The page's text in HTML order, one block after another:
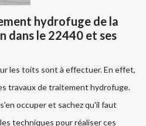
hydrofuge de la
dans le 22440 et ses
les toits sont à effectuer. En effet,
travaux de traitement hydrofuge.
occuper et sachez qu'il faut
techniques pour réaliser ces